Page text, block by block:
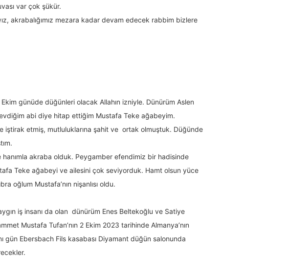
var çok şükür.
akrabalığımız mezara kadar devam edecek rabbim bizlere
günüde düğünleri olacak Allahın izniyle. Dünürüm Aslen
sevdiğim abi diye hitap ettiğim Mustafa Teke ağabeyim.
iştirak etmiş, mutluluklarına şahit ve ortak olmuştuk. Düğünde
hanımla akraba olduk. Peygamber efendimiz bir hadisinde
Teke ağabeyi ve ailesini çok seviyorduk. Hamt olsun yüce
oğlum Mustafa’nın nişanlısı oldu.
iş insanı da olan dünürüm Enes Beltekoğlu ve Satiye
Mustafa Tufan’nın 2 Ekim 2023 tarihinde Almanya’nın
gün Ebersbach Fils kasabası Diyamant düğün salonunda